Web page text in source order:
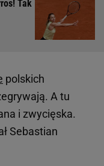
Tak
polskich
A tu
i zwycięska.
Sebastian